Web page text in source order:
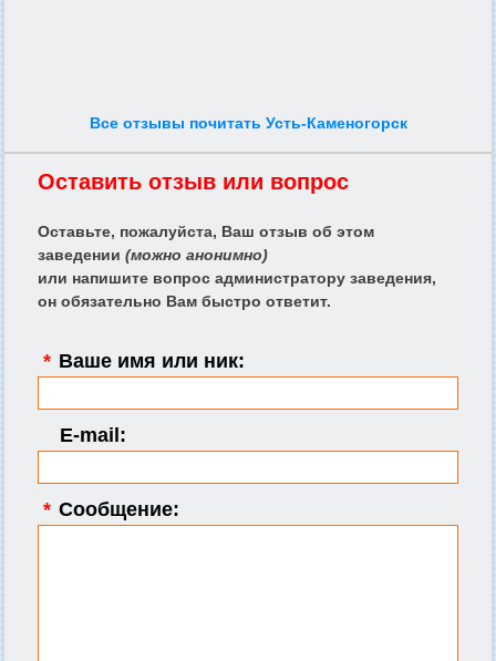
Все отзывы почитать Усть-Каменогорск
Оставить отзыв или вопрос
Оставьте, пожалуйста, Ваш отзыв об этом
заведении (можно анонимно)
или напишите вопрос администратору заведения,
он обязательно Вам быстро ответит.
* Ваше имя или ник:
E-mail:
* Сообщение: